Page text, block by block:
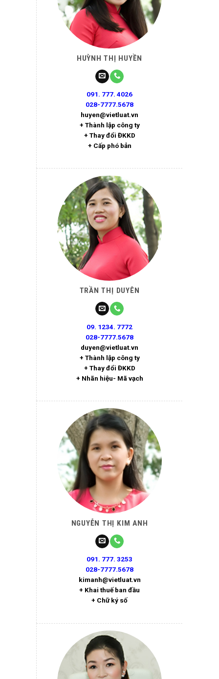
HUỲNH THỊ HUYỀN
091. 777. 4026
028-7777.5678
huyen@vietluat.vn
+ Thành lập công ty
+ Thay đổi ĐKKD
+ Cấp phó bản
TRẦN THỊ DUYÊN
09. 1234. 7772
028-7777.5678
duyen@vietluat.vn
+ Thành lập công ty
+ Thay đổi ĐKKD
+ Nhãn hiệu- Mã vạch
NGUYỄN THỊ KIM ANH
091. 777. 3253
028-7777.5678
kimanh@vietluat.vn
+ Khai thuế ban đầu
+ Chữ ký số